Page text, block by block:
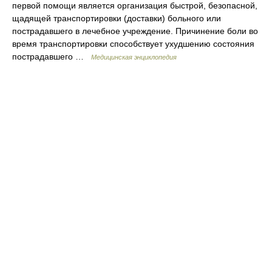
первой помощи является организация быстрой, безопасной,
щадящей транспортировки (доставки) больного или
пострадавшего в лечебное учреждение. Причинение боли во
время транспортировки способствует ухудшению состояния
пострадавшего …
Медицинская энциклопедия